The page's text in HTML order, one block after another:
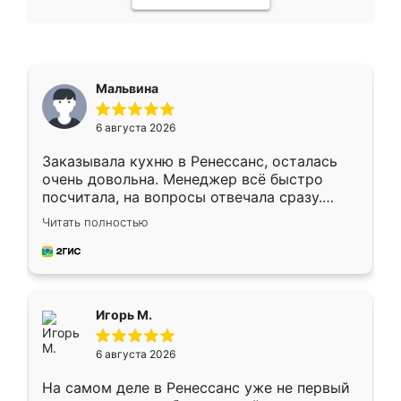
Мальвина
6 августа 2026
Заказывала кухню в Ренессанс, осталась
очень довольна. Менеджер всё быстро
посчитала, на вопросы отвечала сразу.
Замерщик приехал в субботу, подошёл к
делу со всей ответственностью. Собрали
за день, ребята работали аккуратно, даже
Читать полностью
Игорь М.
6 августа 2026
На самом деле в Ренессанс уже не первый